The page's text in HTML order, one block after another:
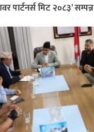
पार्टनर्स मिट २०८३’ सम्पन्न